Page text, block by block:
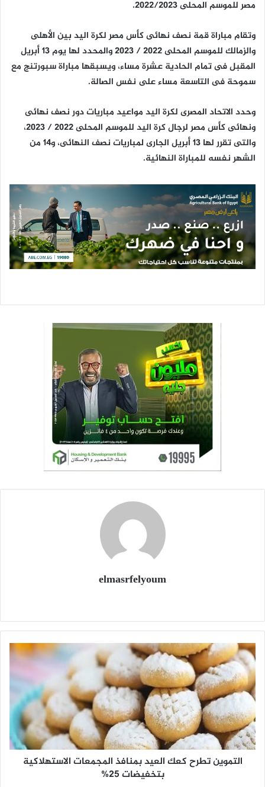
مصر للموسم المحلى 2022/2023
.
وتقام مباراة قمة نصف نهائى كأس مصر لكرة اليد بين الأهلى
والزمالك للموسم المحلى 2022 / 2023 والمحدد لها يوم 13 أبريل
المقبل فى تمام الحادية عشرة مساء، ويسبقها مباراة سبورتنج مع
سموحة فى التاسعة مساء على نفس الصالة.
وحدد الاتحاد المصرى لكرة اليد مواعيد مباريات دور نصف نهائى
ونهائى كأس مصر لرجال كرة اليد للموسم المحلى 2022 / 2023،
والتى تقرر لها 13 أبريل الجارى لمباريات نصف النهائى، و14 من
الشهر نفسه للمباراة النهائية.
elmasrfelyoum
ق
ع
ل
و
ي
ب
التموين تطرح كعك العيد بمنافذ المجمعات الاستهلاكية
بتخفيضات 25%